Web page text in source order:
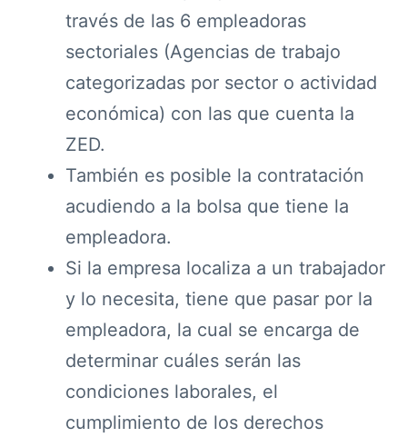
través de las 6 empleadoras
sectoriales (Agencias de trabajo
categorizadas por sector o actividad
económica) con las que cuenta la
ZED.
También es posible la contratación
acudiendo a la bolsa que tiene la
empleadora.
Si la empresa localiza a un trabajador
y lo necesita, tiene que pasar por la
empleadora, la cual se encarga de
determinar cuáles serán las
condiciones laborales, el
cumplimiento de los derechos